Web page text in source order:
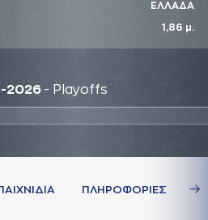
ΕΛΛΑΔΑ
1,86 μ.
2026 - Playoffs
ΠΛΗΡΟΦΟΡΙΕΣ